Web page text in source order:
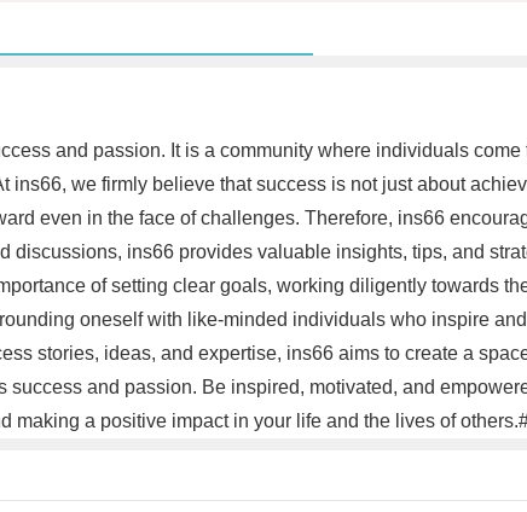
and passion. It is a community where individuals
ins66, we firmly believe that success is not just about
even in the face of challenges. Therefore, ins66
discussions, ins66 provides valuable insights, tips, and
of setting clear goals, working diligently towards
oneself with like-minded individuals who inspire
stories, ideas, and expertise, ins66 aims to create a
and passion. Be inspired, motivated, and
making a positive impact in your life and the lives of